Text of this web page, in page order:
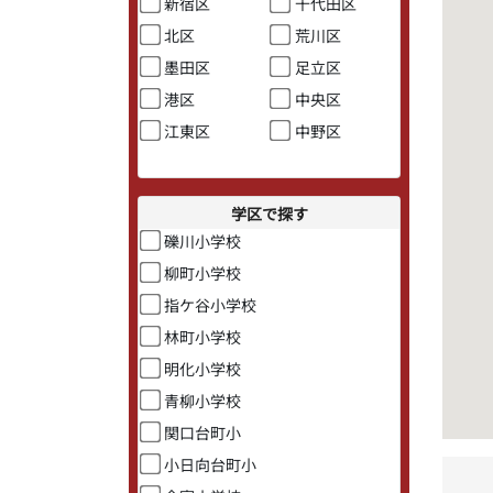
北区
荒川区
墨田区
足立区
港区
中央区
江東区
中野区
学区で探す
礫川小学校
柳町小学校
指ケ谷小学校
林町小学校
明化小学校
青柳小学校
関口台町小
小日向台町小